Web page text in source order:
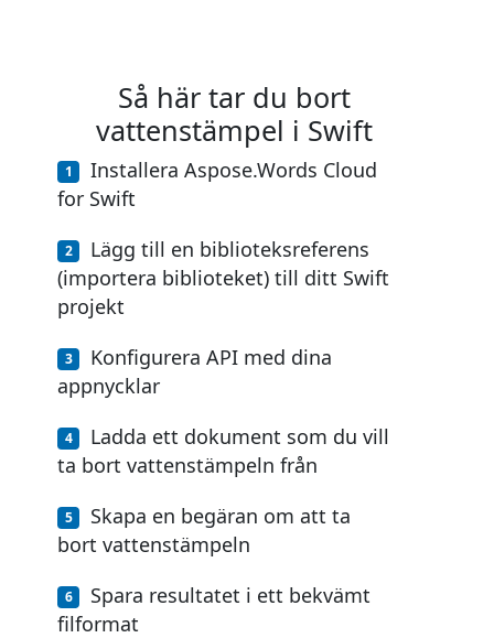
Så här tar du bort
vattenstämpel i Swift
Installera Aspose.Words Cloud
for Swift
Lägg till en biblioteksreferens
(importera biblioteket) till ditt Swift
projekt
Konfigurera API med dina
appnycklar
Ladda ett dokument som du vill
ta bort vattenstämpeln från
Skapa en begäran om att ta
bort vattenstämpeln
Spara resultatet i ett bekvämt
filformat